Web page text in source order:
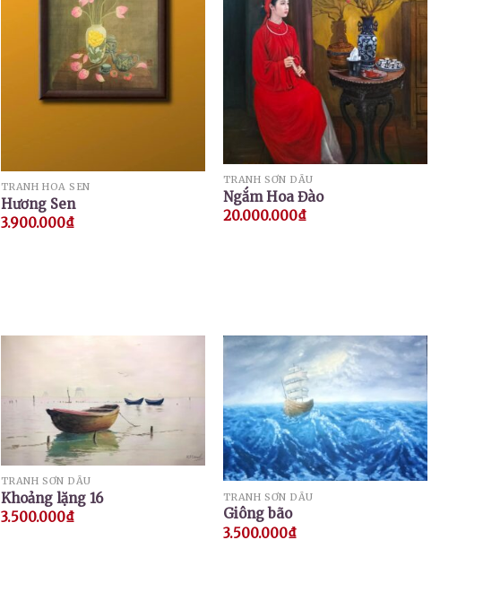
TRANH HOA SEN
Hương Sen
3.900.000₫
TRANH SƠN DẦU
Ngắm Hoa Đào
20.000.000₫
TRANH SƠN DẦU
Khoảng lặng 16
3.500.000₫
TRANH SƠN DẦU
Giông bão
3.500.000₫